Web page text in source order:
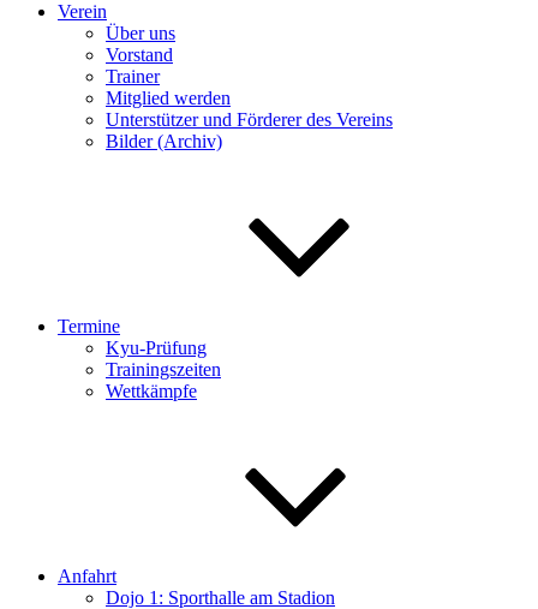
Verein
Über uns
Vorstand
Trainer
Mitglied werden
Unterstützer und Förderer des Vereins
Bilder (Archiv)
Termine
Kyu-Prüfung
Trainingszeiten
Wettkämpfe
Anfahrt
Dojo 1: Sporthalle am Stadion